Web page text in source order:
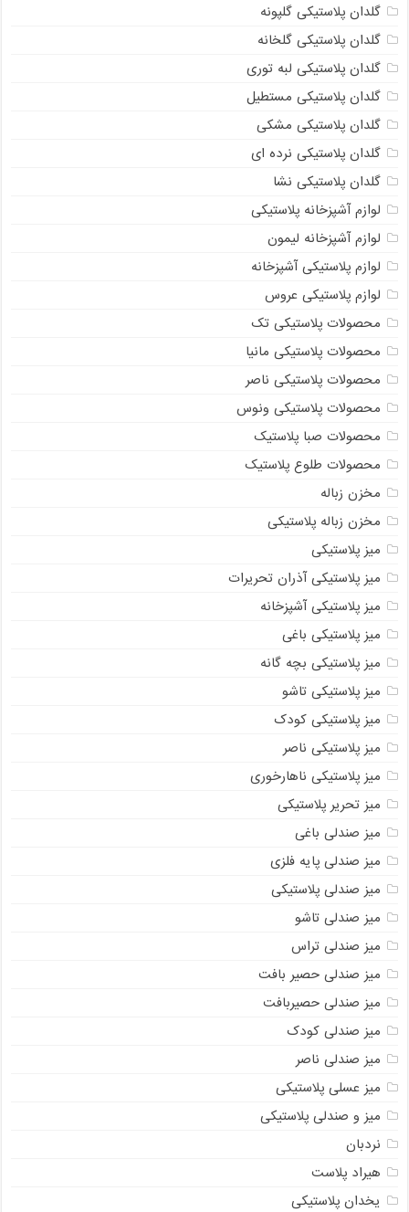
گلدان پلاستیکی گلپونه
گلدان پلاستیکی گلخانه
گلدان پلاستیکی لبه توری
گلدان پلاستیکی مستطیل
گلدان پلاستیکی مشکی
گلدان پلاستیکی نرده ای
گلدان پلاستیکی نشا
لوازم آشپزخانه پلاستیکی
لوازم آشپزخانه لیمون
لوازم پلاستیکی آشپزخانه
لوازم پلاستیکی عروس
محصولات پلاستیکی تک
محصولات پلاستیکی مانیا
محصولات پلاستیکی ناصر
محصولات پلاستیکی ونوس
محصولات صبا پلاستیک
محصولات طلوع پلاستیک
مخزن زباله
مخزن زباله پلاستیکی
میز پلاستیکی
میز پلاستیکی آذران تحریرات
میز پلاستیکی آشپزخانه
میز پلاستیکی باغی
میز پلاستیکی بچه گانه
میز پلاستیکی تاشو
میز پلاستیکی کودک
میز پلاستیکی ناصر
میز پلاستیکی ناهارخوری
میز تحریر پلاستیکی
میز صندلی باغی
میز صندلی پایه فلزی
میز صندلی پلاستیکی
میز صندلی تاشو
میز صندلی تراس
میز صندلی حصیر بافت
میز صندلی حصیربافت
میز صندلی کودک
میز صندلی ناصر
میز عسلی پلاستیکی
میز و صندلی پلاستیکی
نردبان
هیراد پلاست
یخدان پلاستیکی